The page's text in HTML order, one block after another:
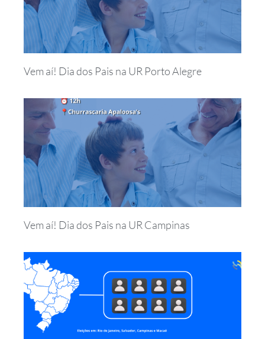
Vem aí! Dia dos Pais na UR Porto Alegre
Vem aí! Dia dos Pais na UR Campinas